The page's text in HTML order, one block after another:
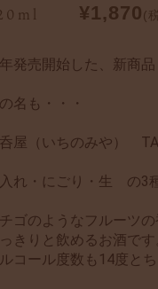
¥1,870(
発売開始した、新商品
名も・・・
屋（いちのみや）
れ・にごり・生 の3
ゴのようなフルーツ
きりと飲めるお酒です
コール度数も14度と